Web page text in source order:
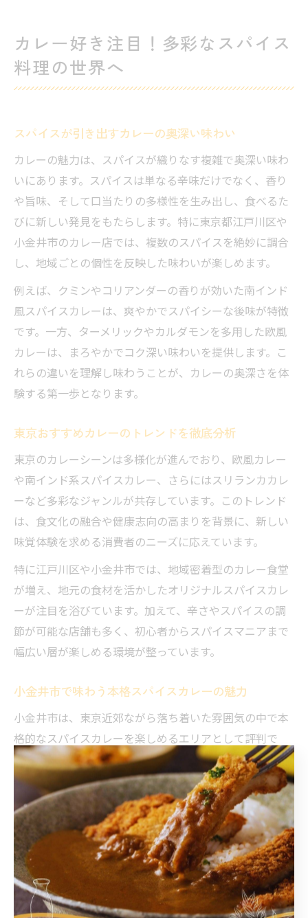
カレー好き注目！多彩なスパイス
料理の世界へ
スパイスが引き出すカレーの奥深い味わい
カレーの魅力は、スパイスが織りなす複雑で奥深い味わ
いにあります。スパイスは単なる辛味だけでなく、香り
や旨味、そして口当たりの多様性を生み出し、食べるた
びに新しい発見をもたらします。特に東京都江戸川区や
小金井市のカレー店では、複数のスパイスを絶妙に調合
し、地域ごとの個性を反映した味わいが楽しめます。
例えば、クミンやコリアンダーの香りが効いた南インド
風スパイスカレーは、爽やかでスパイシーな後味が特徴
です。一方、ターメリックやカルダモンを多用した欧風
カレーは、まろやかでコク深い味わいを提供します。こ
れらの違いを理解し味わうことが、カレーの奥深さを体
験する第一歩となります。
東京おすすめカレーのトレンドを徹底分析
東京のカレーシーンは多様化が進んでおり、欧風カレー
や南インド系スパイスカレー、さらにはスリランカカレ
ーなど多彩なジャンルが共存しています。このトレンド
は、食文化の融合や健康志向の高まりを背景に、新しい
味覚体験を求める消費者のニーズに応えています。
特に江戸川区や小金井市では、地域密着型のカレー食堂
が増え、地元の食材を活かしたオリジナルスパイスカレ
ーが注目を浴びています。加えて、辛さやスパイスの調
節が可能な店舗も多く、初心者からスパイスマニアまで
幅広い層が楽しめる環境が整っています。
小金井市で味わう本格スパイスカレーの魅力
小金井市は、東京近郊ながら落ち着いた雰囲気の中で本
格的なスパイスカレーを楽しめるエリアとして評判で
す。ここでは、スパイスの配合や煮込み時間にこだわっ
たカレーが多く、スパイスの香りと味わいがしっかりと
引き立っています。
具体的には、スパイスの配合バランスを店舗ごとに工夫
し、辛味だけでなく甘味や酸味も調和させた味わい深い
カレーが人気です。地元の新鮮な鶏肉を使ったチキンカ
レーも多く、ジューシーかつスパイスの香り豊かな一皿
が観光客や地元住民の支持を集めています。